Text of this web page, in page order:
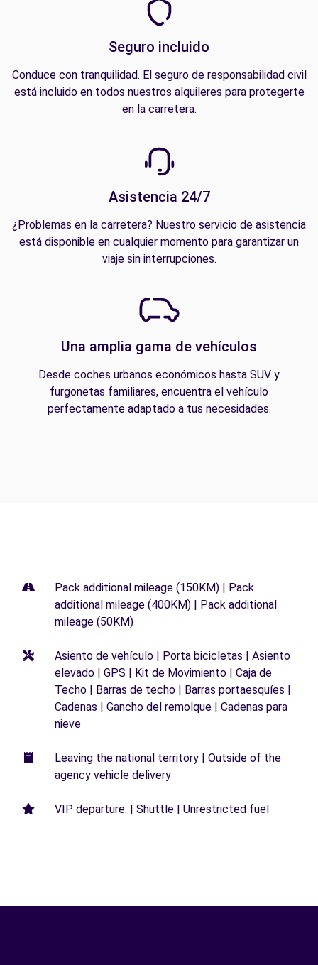
Seguro incluido
Conduce con tranquilidad. El seguro de responsabilidad civil
está incluido en todos nuestros alquileres para protegerte
en la carretera.
Asistencia 24/7
¿Problemas en la carretera? Nuestro servicio de asistencia
está disponible en cualquier momento para garantizar un
viaje sin interrupciones.
Una amplia gama de vehículos
Desde coches urbanos económicos hasta SUV y
furgonetas familiares, encuentra el vehículo
perfectamente adaptado a tus necesidades.
Pack additional mileage (150KM) | Pack
additional mileage (400KM) | Pack additional
mileage (50KM)
Asiento de vehículo | Porta bicicletas | Asiento
elevado | GPS | Kit de Movimiento | Caja de
Techo | Barras de techo | Barras portaesquíes |
Cadenas | Gancho del remolque | Cadenas para
nieve
Leaving the national territory | Outside of the
agency vehicle delivery
VIP departure. | Shuttle | Unrestricted fuel